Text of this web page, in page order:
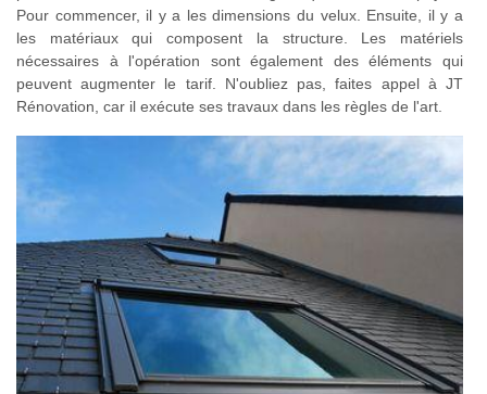
Pour commencer, il y a les dimensions du velux. Ensuite, il y a
les matériaux qui composent la structure. Les matériels
nécessaires à l'opération sont également des éléments qui
peuvent augmenter le tarif. N'oubliez pas, faites appel à JT
Rénovation, car il exécute ses travaux dans les règles de l'art.